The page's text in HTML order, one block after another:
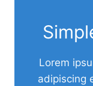
Lorem
adipiscing